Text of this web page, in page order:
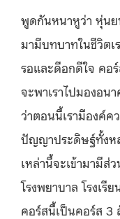
พูดกันหนาหูว่า หุ่นย
มามีบทบาทในชีวิตเ
รอและดีอกดีใจ คอ
จะพาเราไปมองอ
ว่าตอนนี้เรามีองค์ค
ปัญญาประดิษฐ์ทั้งห
เหล่านี้จะเข้ามามีส่
โรงพยาบาล โรงเรี
คอร์สนี้เป็นคอร์ส 3